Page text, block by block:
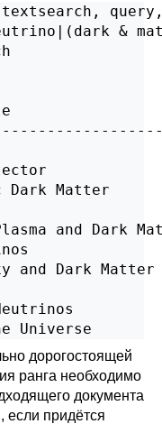
&
Dark Matter
and Dark
and Dark
дорогостоящей
ранга необходимо
документа
если придётся